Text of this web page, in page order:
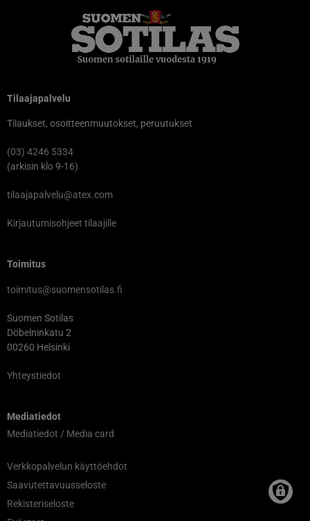
Tilaajapalvelu
Tilaukset, osoitteenmuutokset, peruutukset
(03) 4246 5334
(arkisin klo 9-16)
tilaajapalvelu@atex.com
Kirjautumisohjeet tilaajille
Toimitus
toimitus@suomensotilas.fi
Suomen Sotilas
Döbelninkatu 2
00260 Helsinki
Yhteystiedot
Mediatiedot
Mediatiedot / Media card
Verkkopalvelun käyttöehdot
Saavutettavuusseloste
Rekisteriseloste